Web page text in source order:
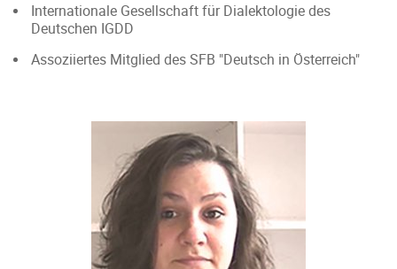
Internationale Gesellschaft für Dialektologie des
Deutschen IGDD
Assoziiertes Mitglied des SFB "Deutsch in Österreich"